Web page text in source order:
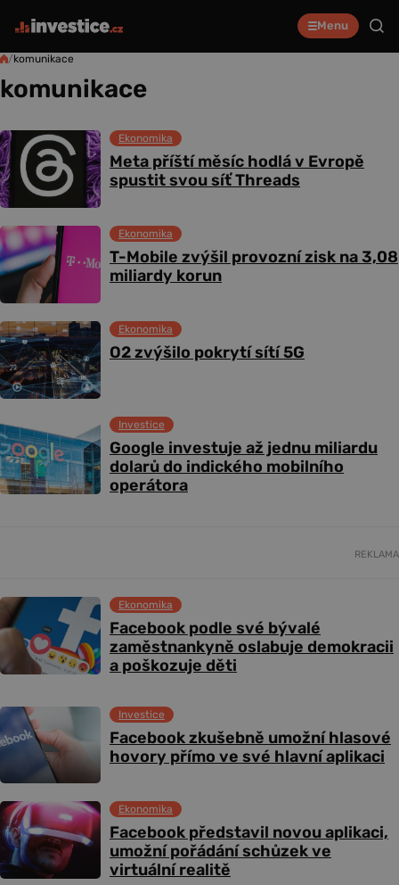
Menu
/komunikace
komunikace
Meta příští měsíc hodlá v Evropě
spustit svou síť Threads
Ekonomika
T-Mobile zvýšil provozní zisk na 3,08
miliardy korun
Ekonomika
O2 zvýšilo pokrytí sítí 5G
Ekonomika
Google investuje až jednu miliardu
dolarů do indického mobilního
operátora
Investice
REKLAMA
Facebook podle své bývalé
zaměstnankyně oslabuje demokracii
a poškozuje děti
Ekonomika
Facebook zkušebně umožní hlasové
hovory přímo ve své hlavní aplikaci
Investice
Facebook představil novou aplikaci,
umožní pořádání schůzek ve
virtuální realitě
Ekonomika